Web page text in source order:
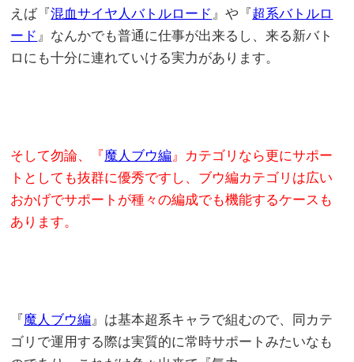
えば『混血サイヤ人バトルロード 』や『超系バトルロ
ード 』なんかでも普通に仕事が出来るし、来る新バト
ロにも十分に連れていける実力があります。
そして勿論、『魔人ブウ編 』カテゴリなら更にサポー
トとしても抜群に優秀ですし、ブウ編カテゴリは広い
おかげでサポートが種々の編成でも機能するケースも
あります。
『 魔人ブウ編 』は基本超系キャラで組むので、同カテ
ゴリで運用する際は実質的に常時サポートみたいなも